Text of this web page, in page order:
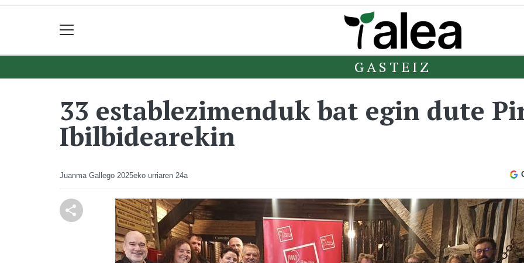
GASTEIZ
33 establezimenduk bat egin dute
Ibilbidearekin
Juanma Gallego 2025eko urriaren 24a